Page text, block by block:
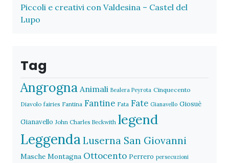
Piccoli e creativi con Valdesina – Castel del
Lupo
Tag
Angrogna Animali Bealera Peyrota Cinquecento
Diavolo fairies Fantina Fantine Fata Fate Gianavello Giosuè
Gianavello John Charles Beckwith legend
Leggenda Luserna San Giovanni
Masche Montagna Ottocento Perrero persecuzioni